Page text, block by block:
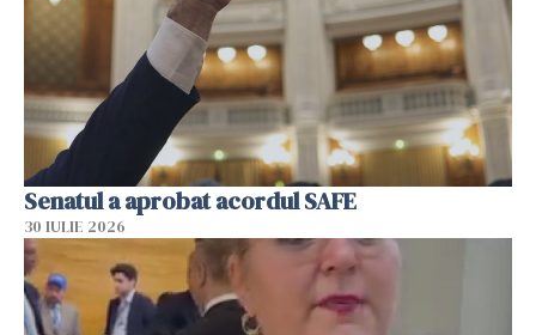
Senatul a aprobat acordul SAFE
30 IULIE 2026